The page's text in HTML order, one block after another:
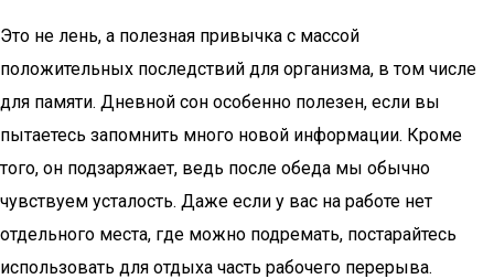
Это не лень, а полезная привычка с массой
положительных последствий для организма, в том числе
для памяти. Дневной сон особенно полезен, если вы
пытаетесь запомнить много новой информации. Кроме
того, он подзаряжает, ведь после обеда мы обычно
чувствуем усталость. Даже если у вас на работе нет
отдельного места, где можно подремать, постарайтесь
использовать для отдыха часть рабочего перерыва.